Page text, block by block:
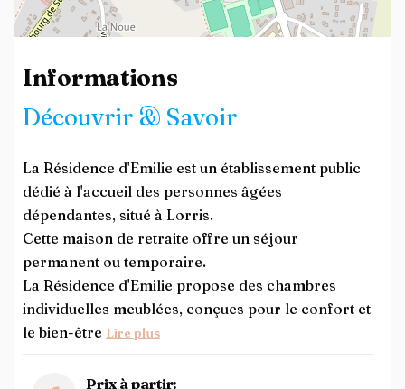
Leaflet | ©OpenStreetMapcontributors
Informations
Découvrir & Savoir
La Résidence d'Emilie est un établissement public
dédié à l'accueil des personnes âgées
dépendantes, situé à Lorris.
Cette maison de retraite offre un séjour
permanent ou temporaire.
La Résidence d'Emilie propose des chambres
individuelles meublées, conçues pour le confort et
le bien-être Lire plus
Prix à partir: